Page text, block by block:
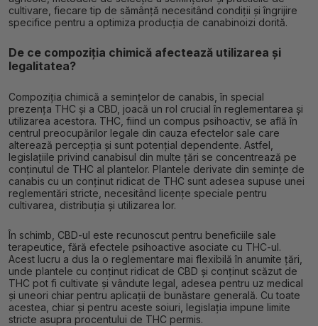
cultivare, fiecare tip de sămânță necesitând condiții și îngrijire
specifice pentru a optimiza producția de canabinoizi dorită.
De ce compoziția chimică afectează utilizarea și
legalitatea?
Compoziția chimică a semințelor de canabis, în special
prezența THC și a CBD, joacă un rol crucial în reglementarea și
utilizarea acestora. THC, fiind un compus psihoactiv, se află în
centrul preocupărilor legale din cauza efectelor sale care
alterează percepția și sunt potențial dependente. Astfel,
legislațiile privind canabisul din multe țări se concentrează pe
conținutul de THC al plantelor. Plantele derivate din semințe de
canabis cu un conținut ridicat de THC sunt adesea supuse unei
reglementări stricte, necesitând licențe speciale pentru
cultivarea, distribuția și utilizarea lor.
În schimb, CBD-ul este recunoscut pentru beneficiile sale
terapeutice, fără efectele psihoactive asociate cu THC-ul.
Acest lucru a dus la o reglementare mai flexibilă în anumite țări,
unde plantele cu conținut ridicat de CBD și conținut scăzut de
THC pot fi cultivate și vândute legal, adesea pentru uz medical
și uneori chiar pentru aplicații de bunăstare generală. Cu toate
acestea, chiar și pentru aceste soiuri, legislația impune limite
stricte asupra procentului de THC permis.